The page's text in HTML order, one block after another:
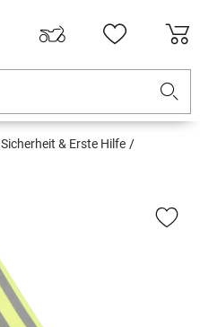
Sicherheit & Erste Hilfe